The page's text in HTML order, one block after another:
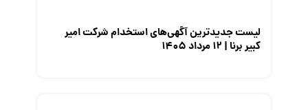
لیست جدیدترین آگهی‌های استخدام شرکت امیر
کبیر برنا | ۱۲ مرداد ۱۴۰۵